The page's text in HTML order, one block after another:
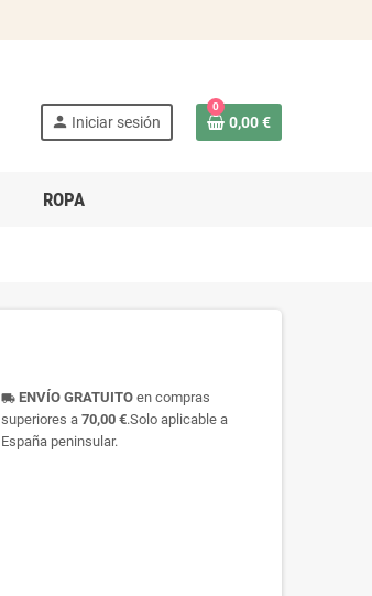
person Iniciar sesión
0
0,00 €
ROPA
local_shipping ENVÍO GRATUITOen compras
superiores a 70,00 €.Solo aplicable a
España peninsular.